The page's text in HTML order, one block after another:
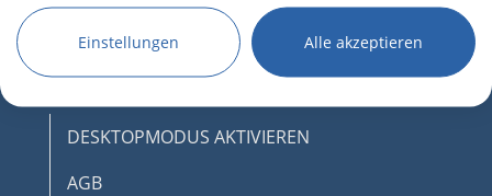
DESKTOPMODUS AKTIVIEREN
AGB
Einstellungen Alle akzeptieren